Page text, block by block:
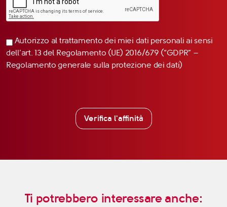
Autorizzo al trattamento dei miei dati personali ai sensi
dell’art. 13 del Regolamento (UE) 2016/679 (“GDPR” –
Regolamento generale sulla protezione dei dati)
Verifica l'affinità
Ti potrebbero interessare anche: